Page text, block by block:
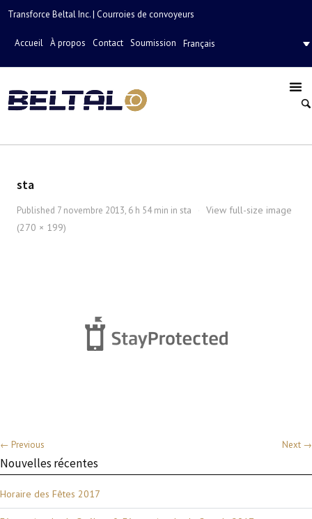
Transforce Beltal Inc. | Courroies de convoyeurs
Accueil À propos Contact Soumission Français
sta
Published 7 novembre 2013, 6 h 54 min in sta
View full-size image
(270 × 199)
← Previous Next →
Nouvelles récentes
Horaire des Fêtes 2017